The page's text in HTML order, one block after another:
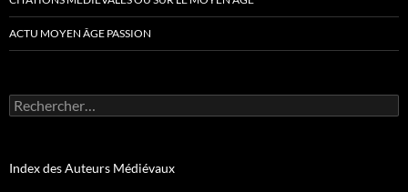
ACTU MOYEN ÂGE PASSION
Rechercher :
Index des Auteurs Médiévaux